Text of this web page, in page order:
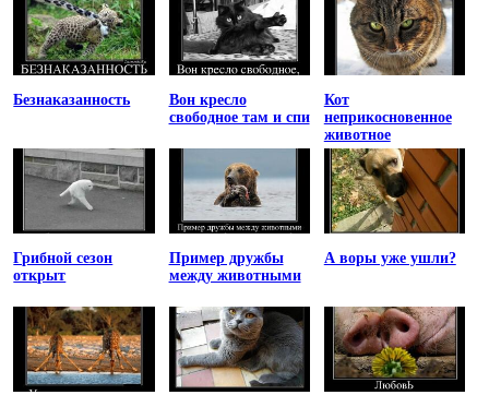
Безнаказанность
Вон кресло
свободное там и спи
Кот
неприкосновенное
животное
Грибной сезон
открыт
Пример дружбы
между животными
А воры уже ушли?